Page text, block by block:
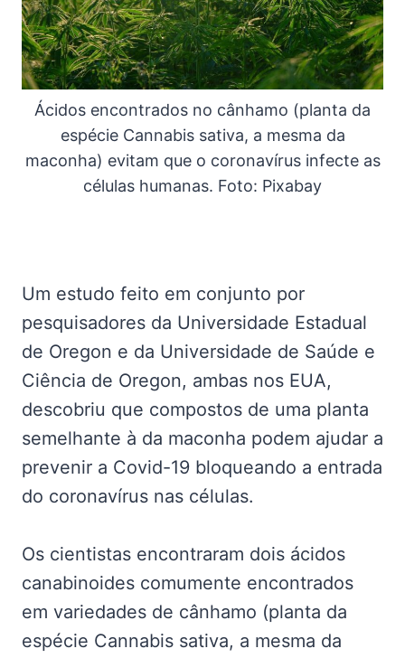
Ácidos encontrados no cânhamo (planta da
espécie Cannabis sativa, a mesma da
maconha) evitam que o coronavírus infecte as
células humanas. Foto: Pixabay
Um estudo feito em conjunto por
pesquisadores da Universidade Estadual
de Oregon e da Universidade de Saúde e
Ciência de Oregon, ambas nos EUA,
descobriu que compostos de uma planta
semelhante à da maconha podem ajudar a
prevenir a Covid-19 bloqueando a entrada
do coronavírus nas células.
Os cientistas encontraram dois ácidos
canabinoides comumente encontrados
em variedades de cânhamo (planta da
espécie Cannabis sativa, a mesma da